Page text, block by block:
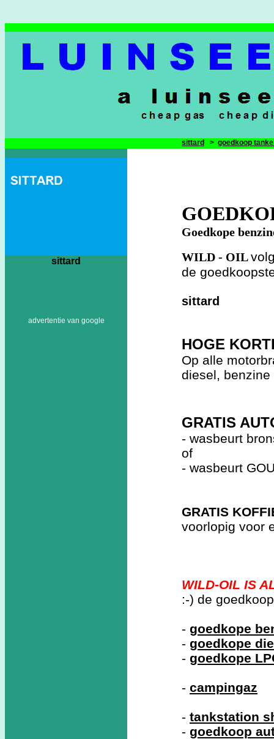
sittard > goedkoop
sittard
advertentie van google
Goedkope
WILD - OIL
de
sittard
HOGE
Op alle
diesel, benzine
GRATIS
- wasbeurt
of
- wasbeurt
GRATIS
voorlopig voor
WILD-OIL IS
:-) de
- goedkope
- goedkope
- goedkope
- campingaz
- tankstation
- goedkoop